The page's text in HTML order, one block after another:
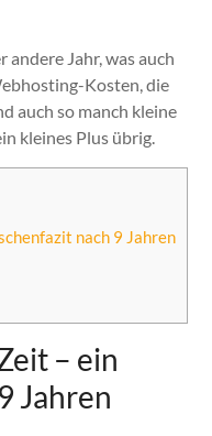
andere Jahr, was auch
Kosten, die
auch so manch kleine
kleines Plus übrig.
nach 9 Jahren
– ein
Jahren